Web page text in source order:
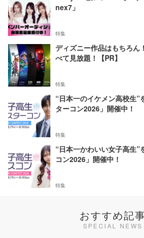
nex7」
特集
ディズニー作品はもちろん
べて見放題！【PR】
特集
“日本一のイケメン高校生”
ターコン2026」開催中！
特集
“日本一かわいい女子高生”
コン2026」開催中！
特集
おすすめ記
SPECIAL NEWS